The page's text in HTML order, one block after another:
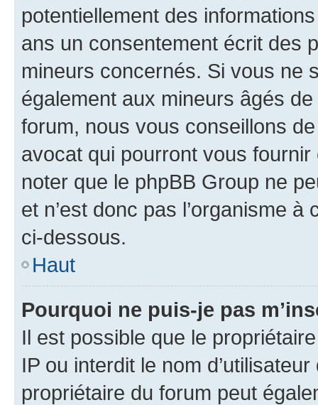
potentiellement des
ans un consentement écrit des
mineurs concernés. Si vous ne
également aux mineurs âgés
forum, nous vous conseillons
avocat qui pourront vous
noter que le phpBB Group ne
et n’est donc pas l’organisme
ci-dessous.
Haut
Pourquoi ne puis-je pas
Il est possible que le
IP ou interdit le nom
propriétaire du forum peut